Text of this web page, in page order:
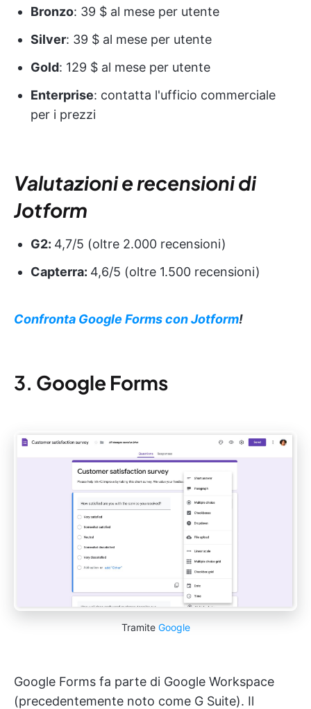
Bronzo: 39 $ al mese per utente
Silver: 39 $ al mese per utente
Gold: 129 $ al mese per utente
Enterprise: contatta l'ufficio commerciale
per i prezzi
Valutazioni e recensioni di
Jotform
G2: 4,7/5 (oltre 2.000 recensioni)
Capterra: 4,6/5 (oltre 1.500 recensioni)
Confronta Google Forms con Jotform!
3. Google Forms
Tramite Google
Google Forms fa parte di Google Workspace
(precedentemente noto come G Suite). Il